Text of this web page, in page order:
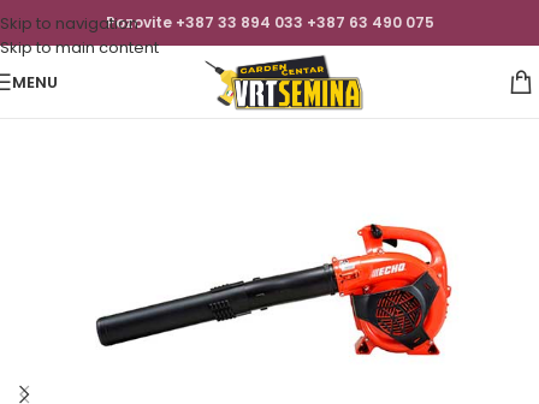
Skip to navigation
Skip to main content
Pozovite +387 33 894 033 +387 63 490 075
MENU